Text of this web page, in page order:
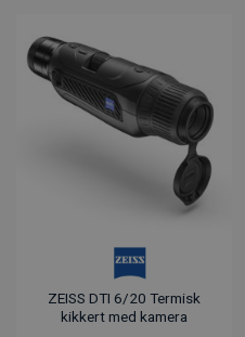
ZEISS DTI 6/20 Termisk
kikkert med kamera